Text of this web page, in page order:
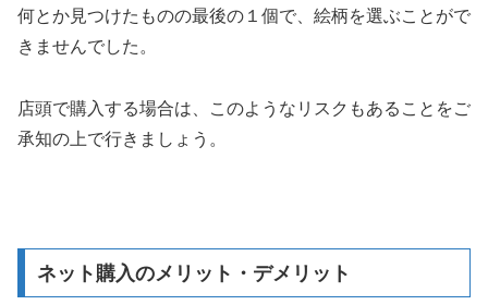
何とか見つけたものの最後の１個で、絵柄を選ぶことがで
きませんでした。
店頭で購入する場合は、このようなリスクもあることをご
承知の上で行きましょう。
ネット購入のメリット・デメリット